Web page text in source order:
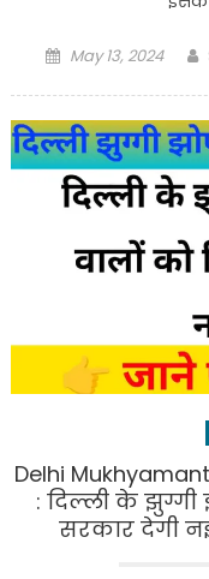
Posted
May 13, 2024
Delhi
: दिल्ली के झुग्गी
सरकार देगी